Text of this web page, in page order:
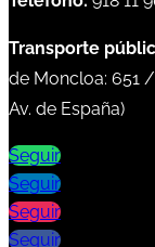
Transporte
de Moncloa: 651 /
Av. de España)
Seguir
Seguir
Seguir
Seguir